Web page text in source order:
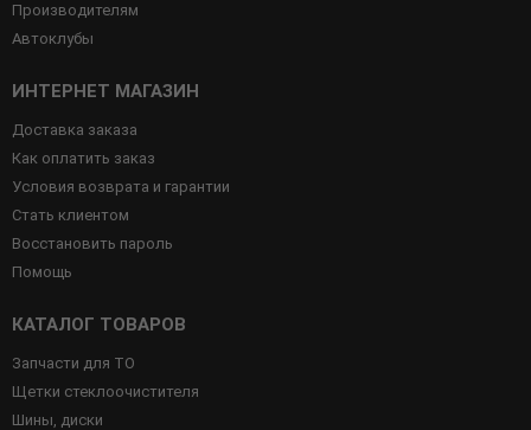
Производителям
Автоклубы
ИНТЕРНЕТ МАГАЗИН
Доставка заказа
Как оплатить заказ
Условия возврата и гарантии
Стать клиентом
Восстановить пароль
Помощь
КАТАЛОГ ТОВАРОВ
Запчасти для ТО
Щетки стеклоочистителя
Шины, диски